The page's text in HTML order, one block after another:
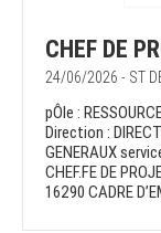
CHEF DE
24/06/2026 - ST
pÔle :
Direction :
GENERAUX
CHEF.FE DE
16290 CADRE